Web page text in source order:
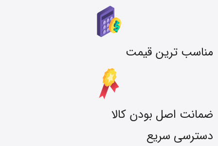
مناسب ترین قیمت
ضمانت اصل بودن کالا
دسترسی سریع